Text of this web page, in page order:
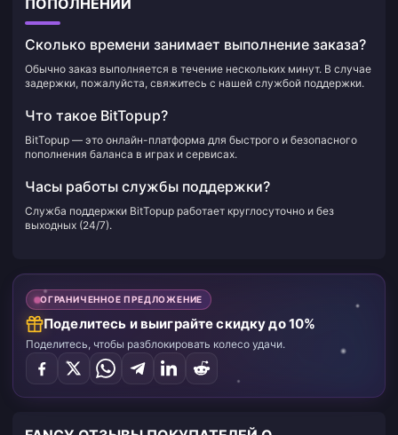
Сколько времени занимает выполнение заказа?
Обычно заказ выполняется в течение нескольких минут. В случае
задержки, пожалуйста, свяжитесь с нашей службой поддержки.
Что такое BitTopup?
BitTopup — это онлайн-платформа для быстрого и безопасного
пополнения баланса в играх и сервисах.
Часы работы службы поддержки?
Служба поддержки BitTopup работает круглосуточно и без
выходных (24/7).
ОГРАНИЧЕННОЕ ПРЕДЛОЖЕНИЕ
Поделитесь и выиграйте скидку до 10%
Поделитесь, чтобы разблокировать колесо удачи.